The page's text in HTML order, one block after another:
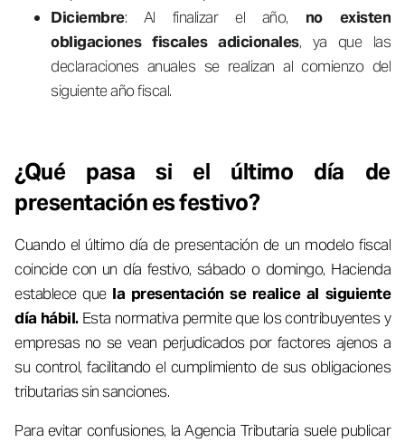
Diciembre: Al finalizar el año, no existen
obligaciones fiscales adicionales, ya que las
declaraciones anuales se realizan al comienzo del
siguiente año fiscal.
¿Qué pasa si el último día de
presentación es festivo?
Cuando el último día de presentación de un modelo fiscal
coincide con un día festivo, sábado o domingo, Hacienda
establece que la presentación se realice al siguiente
día hábil.Esta normativa permite que los contribuyentes y
empresas no se vean perjudicados por factores ajenos a
su control, facilitando el cumplimiento de sus obligaciones
tributarias sin sanciones.
Para evitar confusiones, la Agencia Tributaria suele publicar